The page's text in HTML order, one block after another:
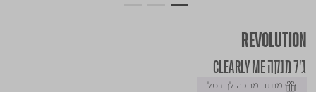
REVOLUTION
ג'ל מנקה CLEARLY ME
מתנה מחכה לך בסל